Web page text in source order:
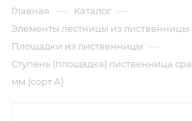
Главная — Каталог —
Элементы лестницы из лиственницы
Площадки из лиственницы —
Ступень (площадка) лиственница
мм (сорт А)